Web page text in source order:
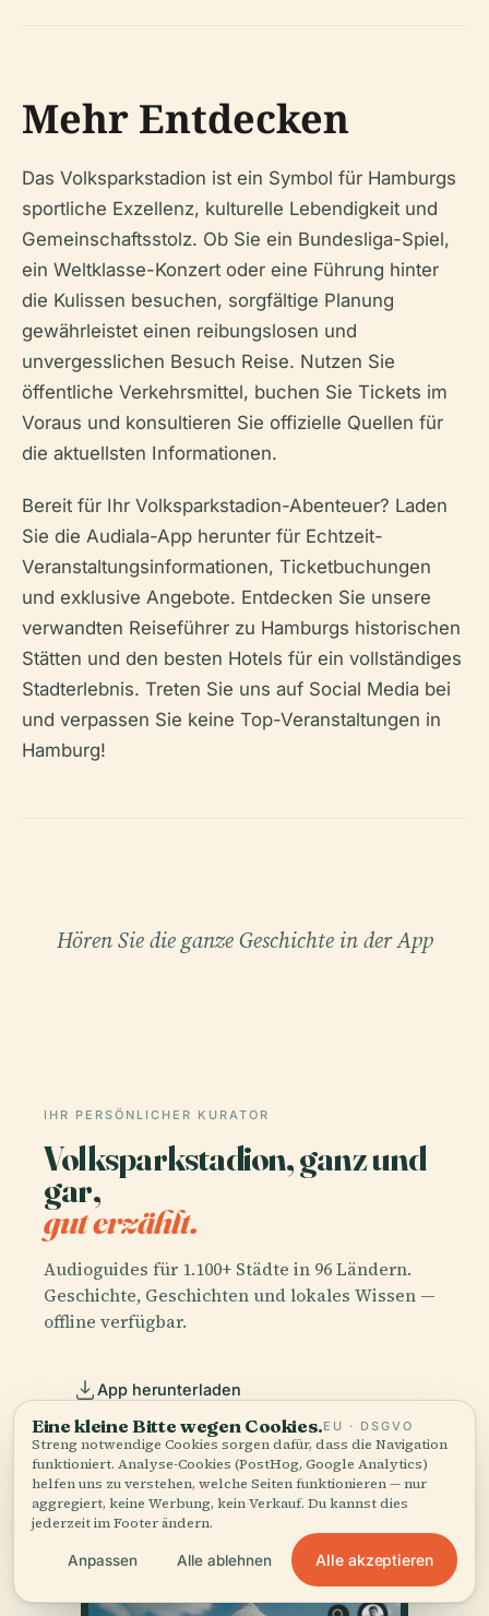
Mehr Entdecken
Das Volksparkstadion ist ein Symbol für Hamburgs
sportliche Exzellenz, kulturelle Lebendigkeit und
Gemeinschaftsstolz. Ob Sie ein Bundesliga-Spiel,
ein Weltklasse-Konzert oder eine Führung hinter
die Kulissen besuchen, sorgfältige Planung
gewährleistet einen reibungslosen und
unvergesslichen Besuch Reise. Nutzen Sie
öffentliche Verkehrsmittel, buchen Sie Tickets im
Voraus und konsultieren Sie offizielle Quellen für
die aktuellsten Informationen.
Bereit für Ihr Volksparkstadion-Abenteuer? Laden
Sie die Audiala-App herunter für Echtzeit-
Veranstaltungsinformationen, Ticketbuchungen
und exklusive Angebote. Entdecken Sie unsere
verwandten Reiseführer zu Hamburgs historischen
Stätten und den besten Hotels für ein vollständiges
Stadterlebnis. Treten Sie uns auf Social Media bei
und verpassen Sie keine Top-Veranstaltungen in
Hamburg!
Hören Sie die ganze Geschichte in der App
IHR PERSÖNLICHER KURATOR
Volksparkstadion, ganz und
gar,
gut erzählt.
Audioguides für 1.100+ Städte in 96 Ländern.
Geschichte, Geschichten und lokales Wissen —
offline verfügbar.
App herunterladen
Schließen Sie sich über 50.000 Reisenden
an
Eine kleine Bitte wegen Cookies.EU · DSGVO
Streng notwendige Cookies sorgen dafür, dass die Navigation
funktioniert. Analyse-Cookies (PostHog, Google Analytics)
helfen uns zu verstehen, welche Seiten funktionieren — nur
aggregiert, keine Werbung, kein Verkauf. Du kannst dies
jederzeit im Footer ändern.
Anpassen Alle ablehnen Alle akzeptieren